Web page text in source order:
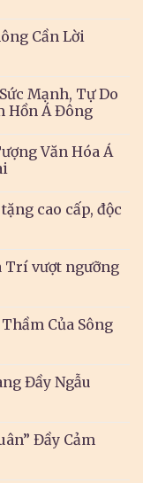
Cần Lời
Mạnh, Tự Do
Hồn Á Đông
Văn Hóa Á
cao cấp, độc
Trí vượt ngưỡng
Của Sông
Đầy Ngẫu
Đầy Cảm